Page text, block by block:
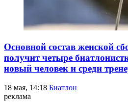
Основной состав женской
получит четыре
новый человек и среди
18 мая, 14:18 Биатлон
реклама